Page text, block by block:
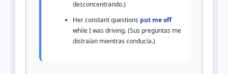
desconcentrando.)
Her constant questions put me off
while I was driving. (Sus preguntas me
distraían mientras conducía.)